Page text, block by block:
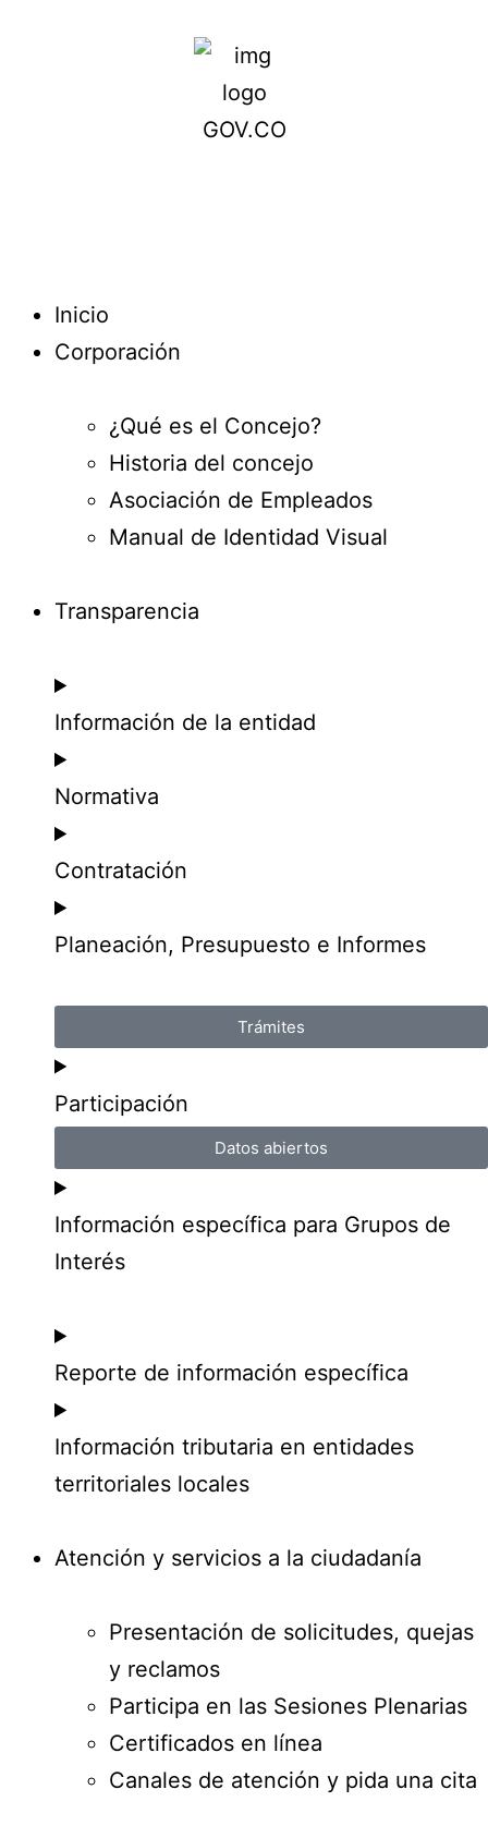
Inicio
Corporación
¿Qué es el Concejo?
Historia del concejo
Asociación de Empleados
Manual de Identidad Visual
Transparencia
Información de la entidad
Normativa
Contratación
Planeación, Presupuesto e Informes
Trámites
Participación
Datos abiertos
Información específica para Grupos de
Interés
Reporte de información específica
Información tributaria en entidades
territoriales locales
Atención y servicios a la ciudadanía
Presentación de solicitudes, quejas
y reclamos
Participa en las Sesiones Plenarias
Certificados en línea
Canales de atención y pida una cita